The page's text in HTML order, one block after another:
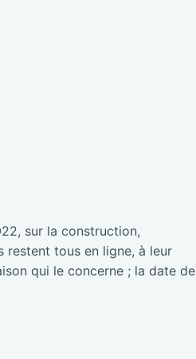
sur la construction,
restent tous en ligne, à leur
qui le concerne ; la date de